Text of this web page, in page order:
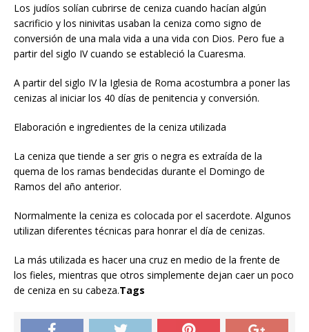
Los judíos solían cubrirse de ceniza cuando hacían algún
sacrificio y los ninivitas usaban la ceniza como signo de
conversión de una mala vida a una vida con Dios. Pero fue a
partir del siglo IV cuando se estableció la Cuaresma.
A partir del siglo IV la Iglesia de Roma acostumbra a poner las
cenizas al iniciar los 40 días de penitencia y conversión.
Elaboración e ingredientes de la ceniza utilizada
La ceniza que tiende a ser gris o negra es extraída de la
quema de los ramas bendecidas durante el Domingo de
Ramos del año anterior.
Normalmente la ceniza es colocada por el sacerdote. Algunos
utilizan diferentes técnicas para honrar el día de cenizas.
La más utilizada es hacer una cruz en medio de la frente de
los fieles, mientras que otros simplemente dejan caer un poco
de ceniza en su cabeza.Tags